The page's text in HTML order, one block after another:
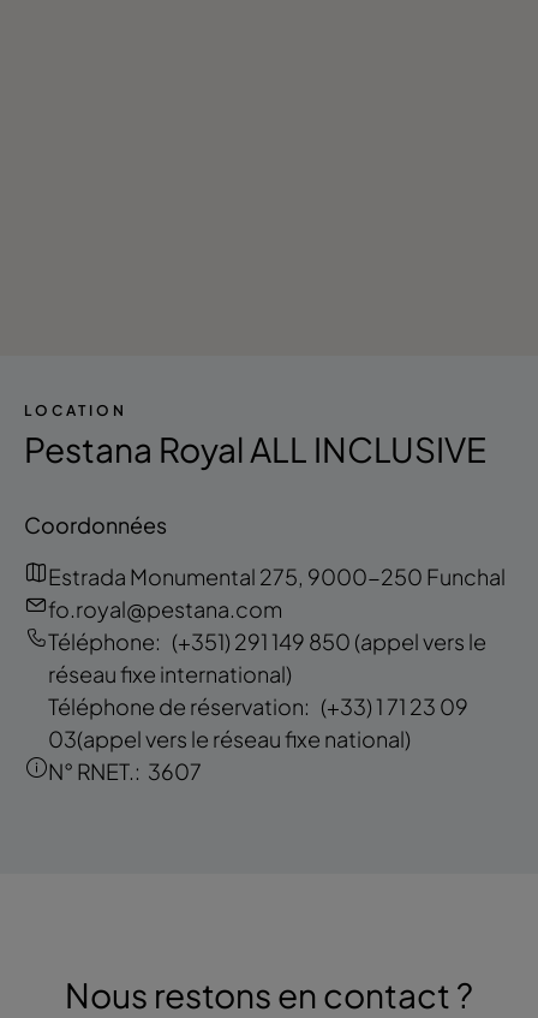
LOCATION
Pestana Royal ALL INCLUSIVE
Coordonnées
Estrada Monumental 275, 9000-250 Funchal
fo.royal@pestana.com
Téléphone: (+351) 291 149 850 (appel vers le
réseau fixe international)
Téléphone de réservation: (+33) 1 71 23 09
03(appel vers le réseau fixe national)
N° RNET.: 3607
Nous restons en contact ?